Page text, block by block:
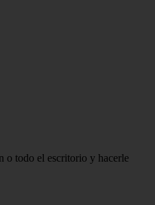
o todo el escritorio y hacerle